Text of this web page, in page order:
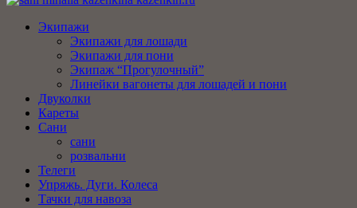
Экипажи
Экипажи для лошади
Экипажи для пони
Экипаж “Прогулочный”
Линейки вагонеты для лошадей и пони
Двуколки
Кареты
Сани
сани
розвальни
Телеги
Упряжь. Дуги. Колеса
Тачки для навоза